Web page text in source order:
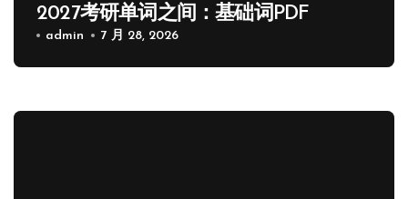
2027考研单词之间：基础词PDF
admin 7 月 28, 2026